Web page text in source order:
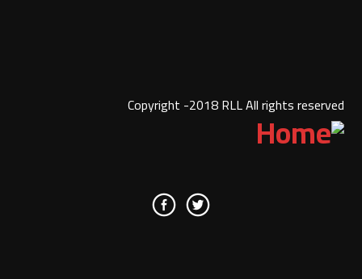
Copyright -2018 RLL All rights reserved